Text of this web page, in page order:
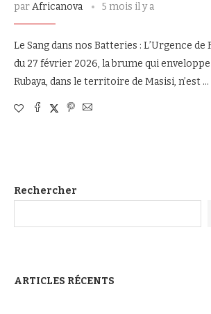
parAfricanova 5 mois il y a
Le Sang dans nos Batteries : L’Urgence de
du 27 février 2026, la brume qui
Rubaya, dans le territoire de Masisi, n’est …
Rechercher
ARTICLES RÉCENTS